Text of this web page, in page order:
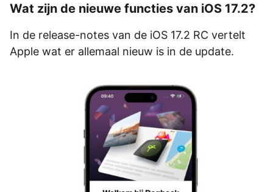
Wat zijn de nieuwe functies van iOS 17.2?
In de release-notes van de iOS 17.2 RC vertelt
Apple wat er allemaal nieuw is in de update.